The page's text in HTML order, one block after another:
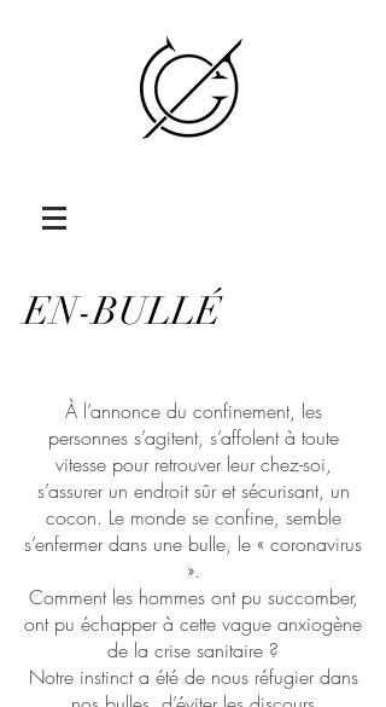
EN-BULLÉ
À l’annonce du confinement, les
personnes s’agitent, s’affolent à toute
vitesse pour retrouver leur chez-soi,
s’assurer un endroit sûr et sécurisant, un
cocon. Le monde se confine, semble
s’enfermer dans une bulle, le « coronavirus
».
Comment les hommes ont pu succomber,
ont pu échapper à cette vague anxiogène
de la crise sanitaire ?
Notre instinct a été de nous réfugier dans